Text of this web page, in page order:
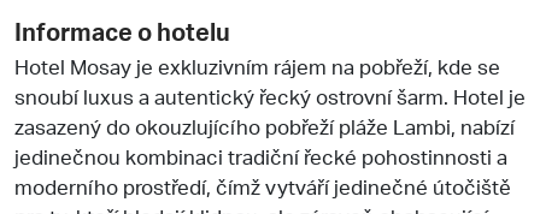
Informace o hotelu
Hotel Mosay je exkluzivním rájem na pobřeží, kde se
snoubí luxus a autentický řecký ostrovní šarm. Hotel je
zasazený do okouzlujícího pobřeží pláže Lambi, nabízí
jedinečnou kombinaci tradiční řecké pohostinnosti a
moderního prostředí, čímž vytváří jedinečné útočiště